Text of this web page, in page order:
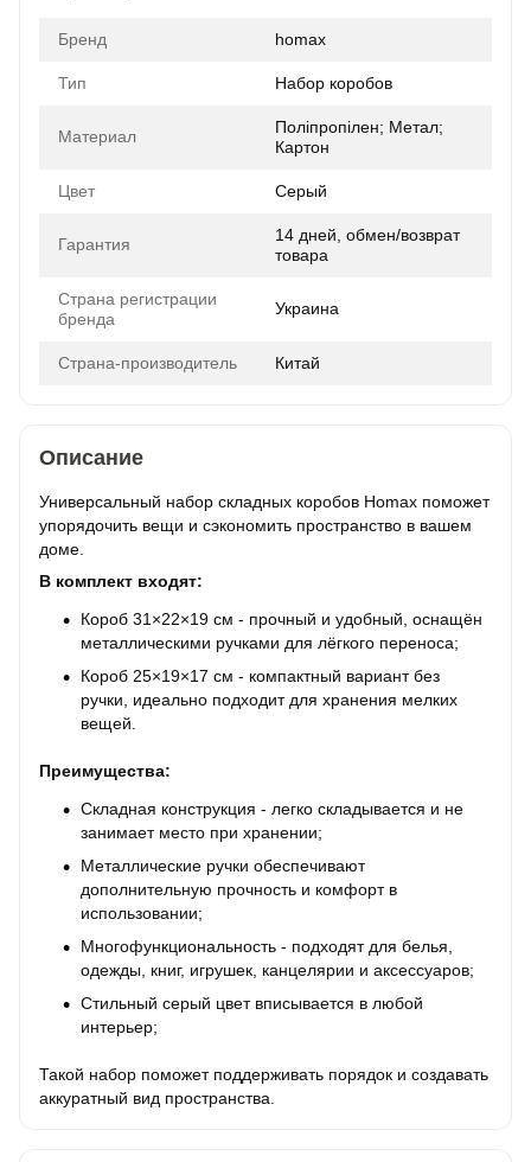
Бренд homax
Тип Набор коробов
Материал
Поліпропілен; Метал;
Картон
Цвет Серый
Гарантия
14 дней, обмен/возврат
товара
Страна регистрации
бренда
Украина
Страна-производитель Китай
Описание
Универсальный набор складных коробов Homax поможет
упорядочить вещи и сэкономить пространство в вашем
доме.
В комплект входят:
Короб 31×22×19 см - прочный и удобный, оснащён
металлическими ручками для лёгкого переноса;
Короб 25×19×17 см - компактный вариант без
ручки, идеально подходит для хранения мелких
вещей.
Преимущества:
Складная конструкция - легко складывается и не
занимает место при хранении;
Металлические ручки обеспечивают
дополнительную прочность и комфорт в
использовании;
Многофункциональность - подходят для белья,
одежды, книг, игрушек, канцелярии и аксессуаров;
Стильный серый цвет вписывается в любой
интерьер;
Такой набор поможет поддерживать порядок и создавать
аккуратный вид пространства.